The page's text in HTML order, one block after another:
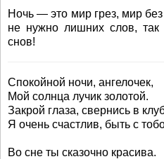
Ночь — это мир грез, мир
не нужно лишних слов,
снов!
Спокойной ночи, ангелочек,
Мой солнца лучик золотой.
Закрой глаза, свернись в
Я очень счастлив, быть с
Во сне ты сказочно красива.